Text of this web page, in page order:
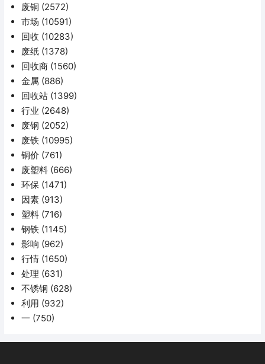
废铜 (2572)
市场 (10591)
回收 (10283)
废纸 (1378)
回收商 (1560)
金属 (886)
回收站 (1399)
行业 (2648)
废钢 (2052)
废铁 (10995)
铜价 (761)
废塑料 (666)
环保 (1471)
因素 (913)
塑料 (716)
钢铁 (1145)
影响 (962)
行情 (1650)
处理 (631)
不锈钢 (628)
利用 (932)
一 (750)